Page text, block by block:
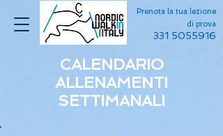
Prenota la tua lezione
di prova
331 5055916
CALENDARIO
ALLENAMENTI
SETTIMANALI